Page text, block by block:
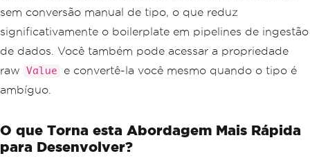
sem conversão manual de tipo, o que reduz
significativamente o boilerplate em pipelines de ingestão
de dados. Você também pode acessar a propriedade
raw
Value
e convertê-la você mesmo quando o tipo é
ambíguo.
O que Torna esta Abordagem Mais Rápida
para Desenvolver?